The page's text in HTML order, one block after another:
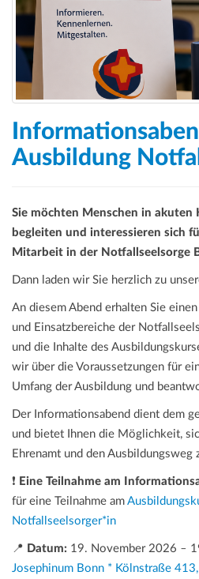
Ausbildung
Sie möchten Menschen in akuten
begleiten und interessieren sich
Mitarbeit in der Notfallseelsorge
Dann laden wir Sie herzlich zu
An diesem Abend erhalten Sie
und Einsatzbereiche der
und die Inhalte des
wir über die Voraussetzungen für
Umfang der Ausbildung und
Der Informationsabend dient dem
und bietet Ihnen die Möglichkeit,
Ehrenamt und den Ausbildungsweg
❗ Eine Teilnahme am
für eine Teilnahme am
Notfallseelsorger*in
📍 Datum: 19. November 2026 –
Josephinum Bonn * Kölnstraße